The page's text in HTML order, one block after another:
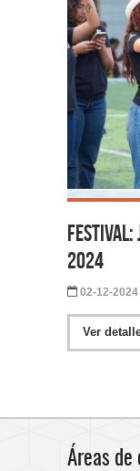
Festival:
2024
02-12-2024
Ver
Áreas de